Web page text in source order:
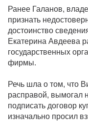
Ранее Галанов,
признать
достоинство
Екатерина Авдеева
государственных
фирмы.
Речь шла о том, что
расправой, вымогал
подписать договор
изначально просил